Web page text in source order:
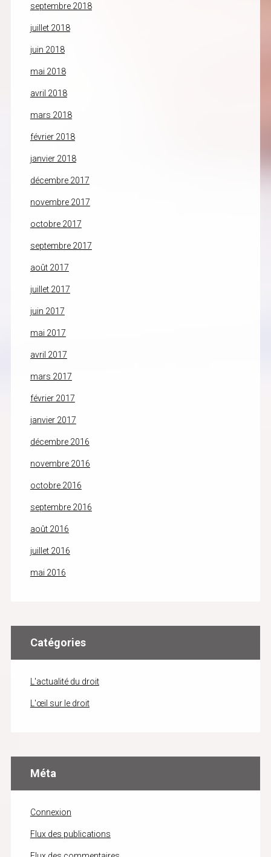
septembre 2018
juillet 2018
juin 2018
mai 2018
avril 2018
mars 2018
février 2018
janvier 2018
décembre 2017
novembre 2017
octobre 2017
septembre 2017
août 2017
juillet 2017
juin 2017
mai 2017
avril 2017
mars 2017
février 2017
janvier 2017
décembre 2016
novembre 2016
octobre 2016
septembre 2016
août 2016
juillet 2016
mai 2016
Catégories
L'actualité du droit
L'œil sur le droit
Méta
Connexion
Flux des publications